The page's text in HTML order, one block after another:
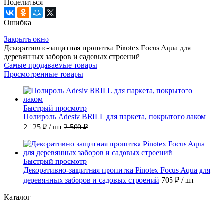
Поделиться
Ошибка
Закрыть окно
Декоративно-защитная пропитка Pinotex Focus Aqua для
деревянных заборов и садовых строений
Самые продаваемые товары
Просмотренные товары
Быстрый просмотр
Полироль Adesiv BRILL для паркета, покрытого лаком
2 125 ₽ / шт 2 500 ₽
Быстрый просмотр
Декоративно-защитная пропитка Pinotex Focus Aqua для
деревянных заборов и садовых строений 705 ₽ / шт
Каталог